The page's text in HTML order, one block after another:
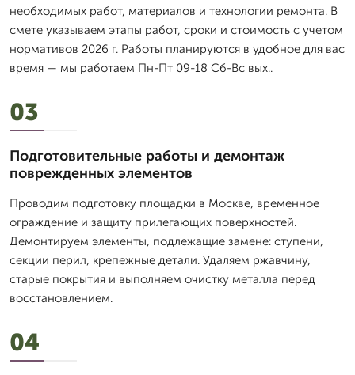
необходимых работ, материалов и технологии ремонта. В
смете указываем этапы работ, сроки и стоимость с учетом
нормативов 2026 г. Работы планируются в удобное для вас
время — мы работаем Пн-Пт 09-18 Сб-Вс вых..
03
Подготовительные работы и демонтаж
поврежденных элементов
Проводим подготовку площадки в Москве, временное
ограждение и защиту прилегающих поверхностей.
Демонтируем элементы, подлежащие замене: ступени,
секции перил, крепежные детали. Удаляем ржавчину,
старые покрытия и выполняем очистку металла перед
восстановлением.
04